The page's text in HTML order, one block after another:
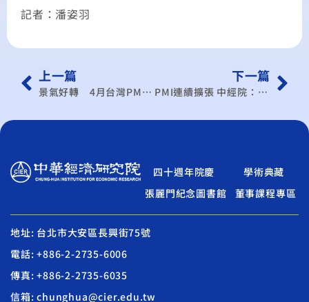
記者：潘姿羽
上一篇
景氣好轉 4月台灣PMI、NMI雙雙擴張
下一篇
PMI連續擴張 中經院：國內景氣穩定復甦中
四十週年院慶
學術典藏
張麗門紀念圖書館
董事課程專區
地址: 台北市大安區長興街75號
電話: +886-2-2735-6006
傳真: +886-2-2735-6035
信箱: chunghua@cier.edu.tw